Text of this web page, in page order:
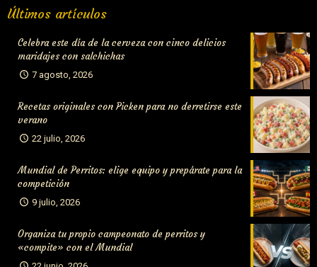
Últimos artículos
Celebra este día de la cerveza con cinco delicios
maridajes con salchichas
7 agosto, 2026
Recetas originales con Picken para no derretirse este
verano
22 julio, 2026
Mundial de Perritos: elige equipo y prepárate para la
competición
9 julio, 2026
Organiza tu propio campeonato de perritos y
«compite» con el Mundial